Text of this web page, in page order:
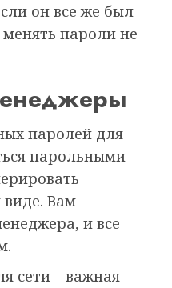
он все же был
пароли не
паролей для
парольными
Вам
и все
сети – важная